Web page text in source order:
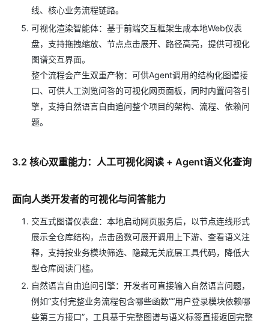
线、核心业务流程链路。
可视化渲染智能体：基于前端交互框架生成本地Web仪表
盘，支持拖拽缩放、节点点击展开、路径高亮，提供可视化
图谱交互界面。
整个流程会产生双重产物：可供Agent调用的结构化图谱接
口、可供人工浏览问答的可视化网页面板，同时内置问答引
擎，支持自然语言自由追问整个项目的架构、流程、依赖问
题。
3.2 核心双重能力：人工可视化阅读 + Agent语义化查询
面向人类开发者的可视化与问答能力
交互式图谱仪表盘：本地启动网页服务后，以节点连线形式
展示全仓库结构，点击函数可展开调用上下游、查看语义注
释，支持按业务模块筛选、隐藏无关底层工具代码，降低大
型仓库阅读门槛。
自然语言自由追问引擎：开发者可直接输入自然语言问题，
例如“支付完整业务流程包含哪些函数”“用户登录模块依赖哪
些第三方接口”，工具基于完整图谱与语义标签直接返回完整